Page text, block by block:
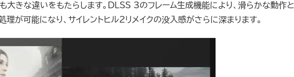
も大きな違いをもたらします。DLSS 3のフレーム生成機能により、滑らかな動作と
理が可能になり、サイレントヒル2リメイクの没入感がさらに深まります。